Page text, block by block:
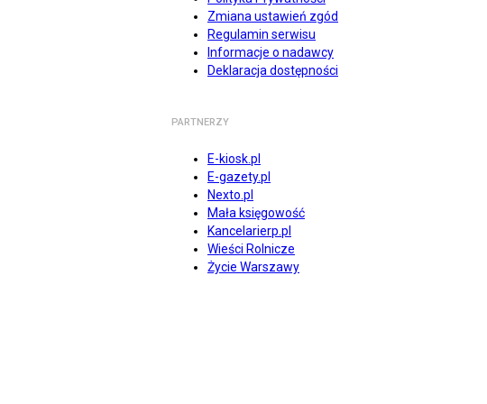
Zmiana ustawień zgód
Regulamin serwisu
Informacje o nadawcy
Deklaracja dostępności
PARTNERZY
E-kiosk.pl
E-gazety.pl
Nexto.pl
Mała księgowość
Kancelarierp.pl
Wieści Rolnicze
Życie Warszawy